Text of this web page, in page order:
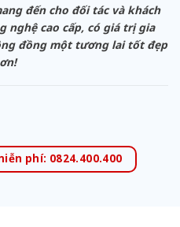
đến cho đối tác và khách
nghệ cao cấp, có giá trị gia
đồng một tương lai tốt đẹp
phí: 0824.400.400